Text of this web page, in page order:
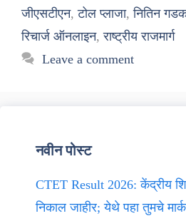
जीएसटीएन,टोल प्लाजा,नितिन
रिचार्ज ऑनलाइन,राष्ट्रीय राजमार्ग
Leave a comment
नवीन पोस्ट
CTET Result 2026: केंद्रीय
निकाल जाहीर; येथे पहा तुमचे